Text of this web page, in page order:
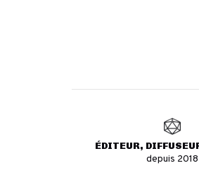
ÉDITEUR,
depuis 2018